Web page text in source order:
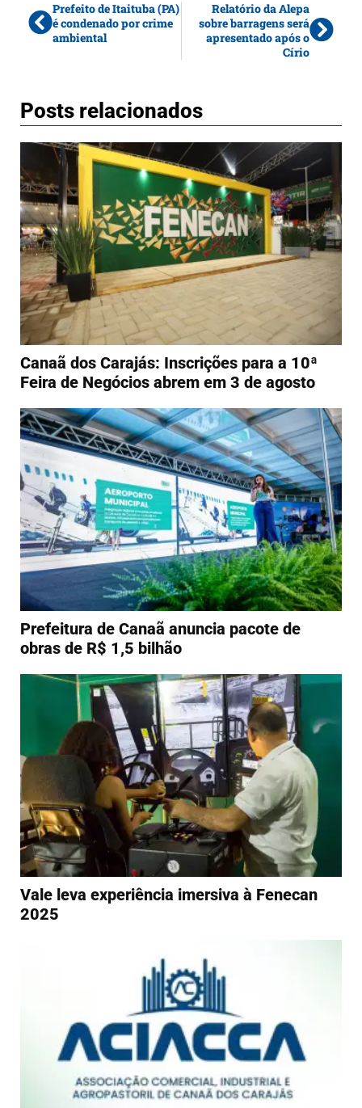
Prefeito de Itaituba (PA)
é condenado por crime
ambiental
Relatório da Alepa
sobre barragens será
apresentado após o
Círio
Posts relacionados
Canaã dos Carajás: Inscrições para a 10ª
Feira de Negócios abrem em 3 de agosto
Prefeitura de Canaã anuncia pacote de
obras de R$ 1,5 bilhão
Vale leva experiência imersiva à Fenecan
2025